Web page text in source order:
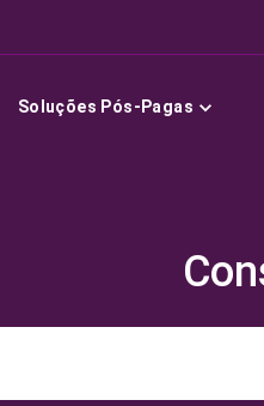
Soluções Pós-Pagas